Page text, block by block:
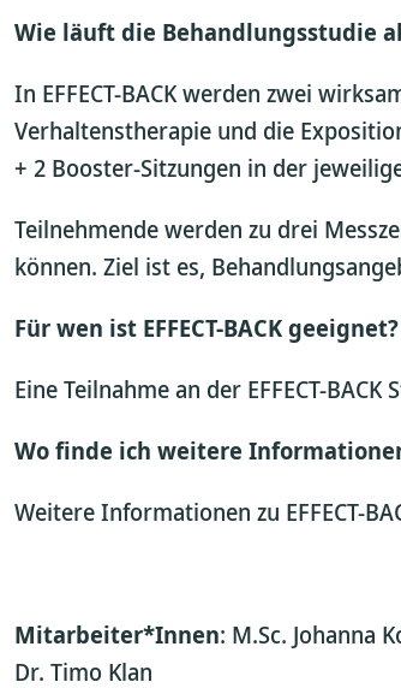
Wie läuft die Behandlungsstudie
In EFFECT-BACK werden zwei
Verhaltenstherapie und die
+ 2 Booster-Sitzungen in der
Teilnehmende werden zu drei
können. Ziel ist es,
Für wen ist EFFECT-BACK geeignet?
Eine Teilnahme an der EFFECT-
Wo finde ich weitere
Weitere Informationen zu EFFECT-
Mitarbeiter*Innen: M.Sc. Johanna
Dr. Timo Klan